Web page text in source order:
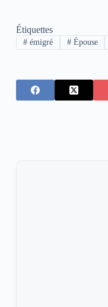
Étiquettes
#émigré #Épouse